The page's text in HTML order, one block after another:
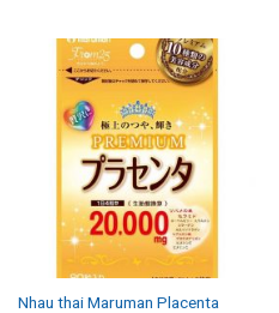
Nhau thai Maruman Placenta